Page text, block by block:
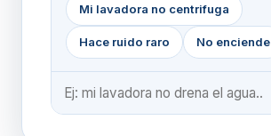
Mi lavadora no centrifuga
Hace ruido raro No enciende